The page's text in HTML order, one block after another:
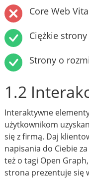
Core Web
Ciężkie strony
Strony o
1.2
Interaktywne
użytkownikom
się z firmą. Daj
napisania do Ciebie
też o tagi Open
strona prezentuje się